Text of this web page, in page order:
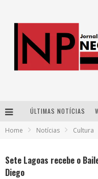
ÚLTIMAS NOTÍCIAS
Home Notícias Cultura
Sete Lagoas recebe o
Diego